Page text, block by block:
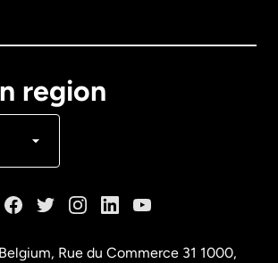
region
Rue du Commerce 31 1000,